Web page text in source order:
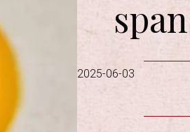
2025-06-03